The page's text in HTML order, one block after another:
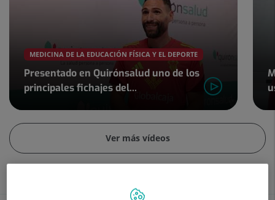
MEDICINA DE LA EDUCACIÓN FÍSICA Y EL DEPORTE
Presentado en Quirónsalud uno de los
principales fichajes del...
2
de
2
Ver más vídeos